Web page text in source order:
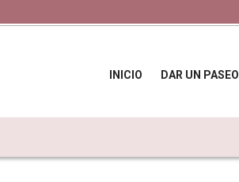
INICIO DAR UN PASEO